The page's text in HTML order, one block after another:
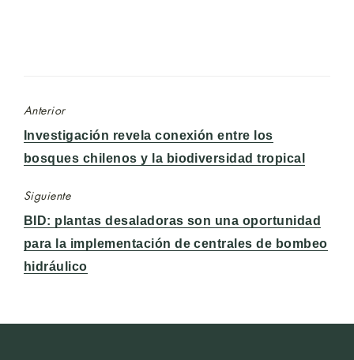
Anterior
Entrada
anterior:
Investigación revela conexión entre los
bosques chilenos y la biodiversidad tropical
Siguiente
Entrada
siguiente:
BID: plantas desaladoras son una oportunidad
para la implementación de centrales de bombeo
hidráulico